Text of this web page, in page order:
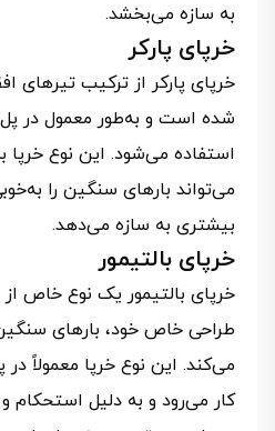
به سازه می‌بخشد.
خرپای پارکر
خرپای پارکر از ترکیب تیرهای
شده است و به‌طور معمول در
استفاده می‌شود. این نوع
می‌تواند بارهای سنگین را
بیشتری به سازه می‌دهد.
خرپای بالتیمور
خرپای بالتیمور یک نوع خاص
طراحی خاص خود، بارهای
می‌کند. این نوع خرپا معمولاً
کار می‌رود و به دلیل استحکام